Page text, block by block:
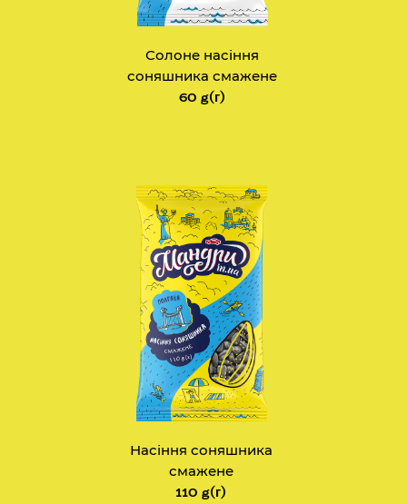
Насіння соняшника
смажене
110 g(г)
Солоне насіння
соняшника смажене
60 g(г)